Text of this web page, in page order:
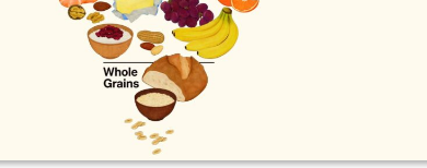
Υπερώριμες αλλαγές στις διατροφικές οδηγίες